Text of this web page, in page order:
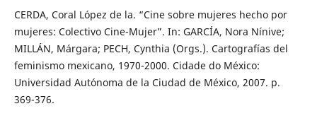
CERDA, Coral López de la. “Cine sobre mujeres hecho por
mujeres: Colectivo Cine-Mujer”. In: GARCÍA, Nora Nínive;
MILLÁN, Márgara; PECH, Cynthia (Orgs.). Cartografías del
feminismo mexicano, 1970-2000. Cidade do México:
Universidad Autónoma de la Ciudad de México, 2007. p.
369-376.